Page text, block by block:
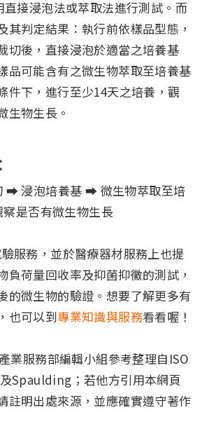
接浸泡法或萃取法進行測試。而
其判定結果：執行前依樣品型態，
切後，直接浸泡於適當之培養基
品可能含有之微生物萃取至培養基
件下，進行至少14天之培養，觀
生物生長。
浸泡培養基 ➡️ 微生物萃取至培
是否有微生物生長
服務，並於醫療器材服務上也提
負荷量回收率及抑菌抑黴的測試，
的微生物的驗證。想要了解更多有
也可以到專業知識與服務看看喔！
業服務部編輯小組參考整理自ISO
Spaulding；若他方引用本網頁
註明出處來源，並應確實遵守著作